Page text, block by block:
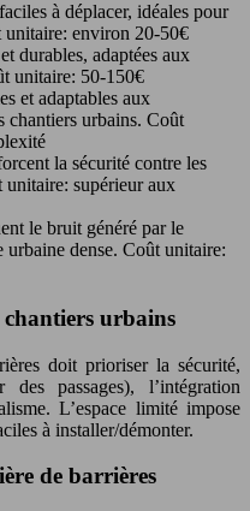
à déplacer, idéales pour
unitaire: environ 20-50€
durables, adaptées aux
unitaire: 50-150€
et adaptables aux
chantiers urbains. Coût
la sécurité contre les
unitaire: supérieur aux
le bruit généré par le
urbaine dense. Coût unitaire:
chantiers urbains
doit prioriser la sécurité,
des passages), l’intégration
L’espace limité impose
à installer/démonter.
de barrières